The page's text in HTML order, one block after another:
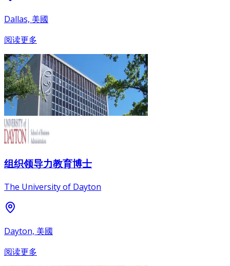
Dallas, 美國
阅读更多
组织领导力教育博士
The University of Dayton
Dayton, 美國
阅读更多